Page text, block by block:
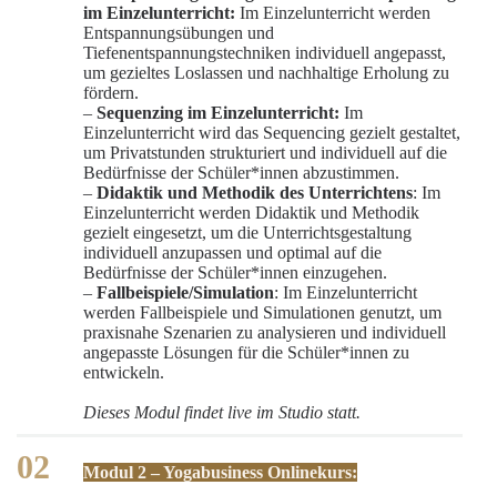
im Einzelunterricht: Im Einzelunterricht werden
Entspannungsübungen und
Tiefenentspannungstechniken individuell angepasst,
um gezieltes Loslassen und nachhaltige Erholung zu
fördern.
– Sequenzing im Einzelunterricht: Im
Einzelunterricht wird das Sequencing gezielt gestaltet,
um Privatstunden strukturiert und individuell auf die
Bedürfnisse der Schüler*innen abzustimmen.
– Didaktik und Methodik des Unterrichtens: Im
Einzelunterricht werden Didaktik und Methodik
gezielt eingesetzt, um die Unterrichtsgestaltung
individuell anzupassen und optimal auf die
Bedürfnisse der Schüler*innen einzugehen.
– Fallbeispiele/Simulation: Im Einzelunterricht
werden Fallbeispiele und Simulationen genutzt, um
praxisnahe Szenarien zu analysieren und individuell
angepasste Lösungen für die Schüler*innen zu
entwickeln.
Dieses Modul findet live im Studio statt.
Modul 2 – Yogabusiness Onlinekurs: